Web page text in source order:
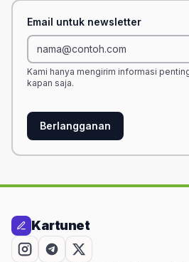
Email untuk newsletter
Kami hanya mengirim informasi
kapan saja.
Berlangganan
Kartunet